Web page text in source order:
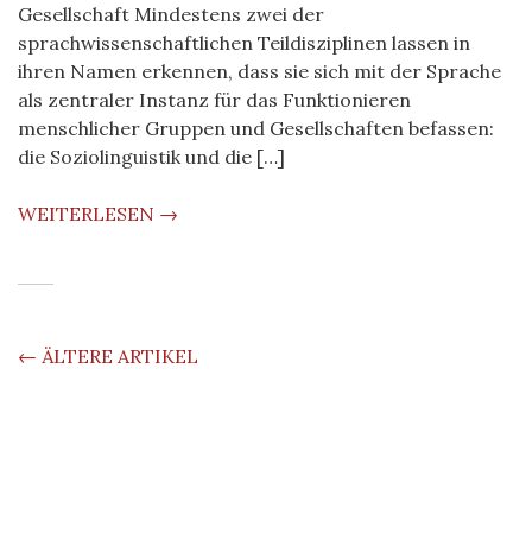
Gesellschaft Mindestens zwei der
sprachwissenschaftlichen Teildisziplinen lassen in
ihren Namen erkennen, dass sie sich mit der Sprache
als zentraler Instanz für das Funktionieren
menschlicher Gruppen und Gesellschaften befassen:
die Soziolinguistik und die […]
WEITERLESEN →
BEITRAGS-
← ÄLTERE ARTIKEL